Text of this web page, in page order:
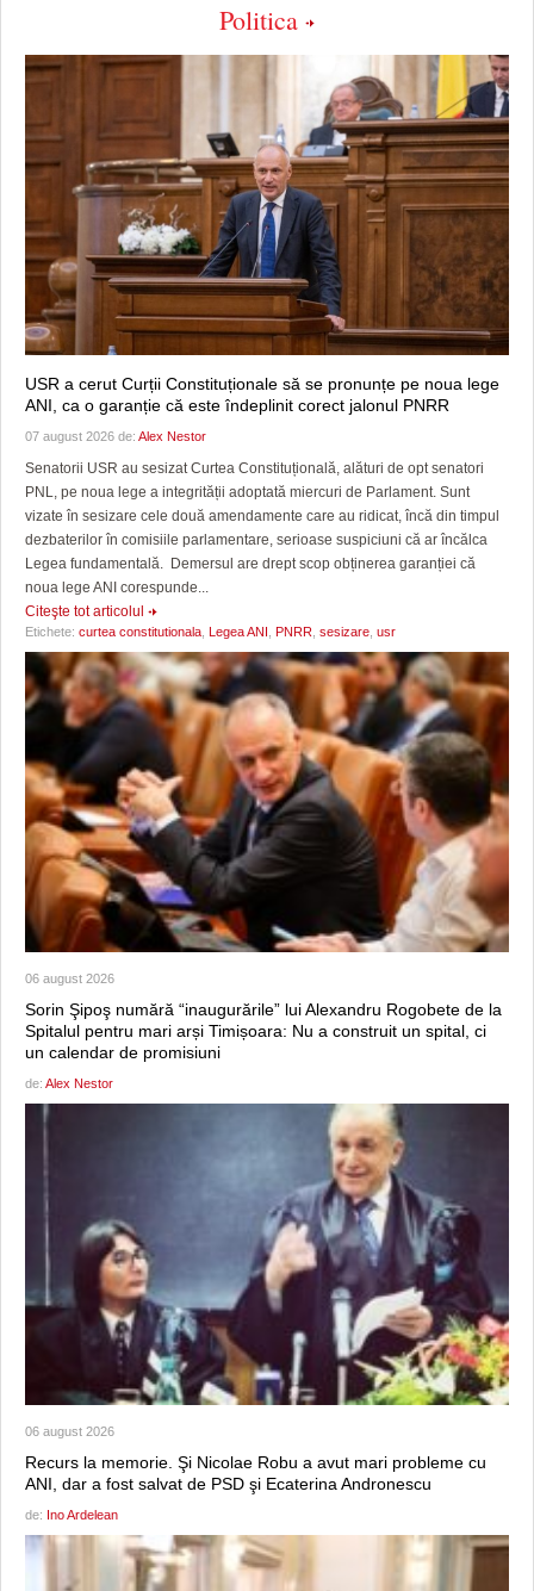
Politica
USR a cerut Curții Constituționale să se pronunțe pe noua lege
ANI, ca o garanție că este îndeplinit corect jalonul PNRR
07 august 2026 de: Alex Nestor
Senatorii USR au sesizat Curtea Constituțională, alături de opt senatori
PNL, pe noua lege a integrității adoptată miercuri de Parlament. Sunt
vizate în sesizare cele două amendamente care au ridicat, încă din timpul
dezbaterilor în comisiile parlamentare, serioase suspiciuni că ar încălca
Legea fundamentală. Demersul are drept scop obținerea garanției că
noua lege ANI corespunde...
Citeşte tot articolul
Etichete: curtea constitutionala Legea ANI PNRR sesizare usr
06 august 2026
Sorin Şipoş numără “inaugurările” lui Alexandru Rogobete de la
Spitalul pentru mari arși Timișoara: Nu a construit un spital, ci
un calendar de promisiuni
de: Alex Nestor
06 august 2026
Recurs la memorie. Şi Nicolae Robu a avut mari probleme cu
ANI, dar a fost salvat de PSD şi Ecaterina Andronescu
de: Ino Ardelean